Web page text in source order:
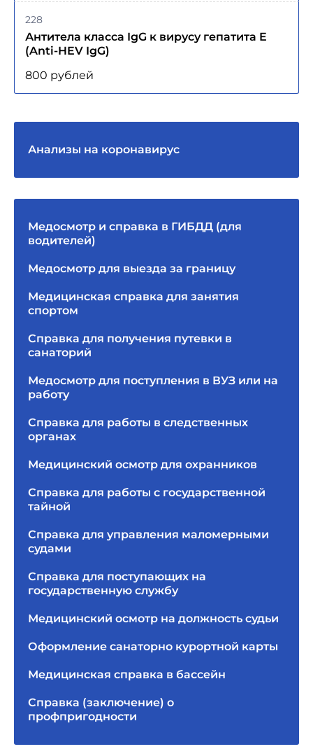
Антитела класса IgG к вирусу гепатита E
(Anti-HEV IgG)
228
800 рублей
Анализы на коронавирус
Медосмотр и справка в ГИБДД (для
водителей)
Медосмотр для выезда за границу
Медицинская справка для занятия
спортом
Справка для получения путевки в
санаторий
Медосмотр для поступления в ВУЗ или на
работу
Справка для работы в следственных
органах
Медицинский осмотр для охранников
Справка для работы с государственной
тайной
Справка для управления маломерными
судами
Справка для поступающих на
государственную службу
Медицинский осмотр на должность судьи
Оформление санаторно курортной карты
Медицинская справка в бассейн
Справка (заключение) о
профпригодности